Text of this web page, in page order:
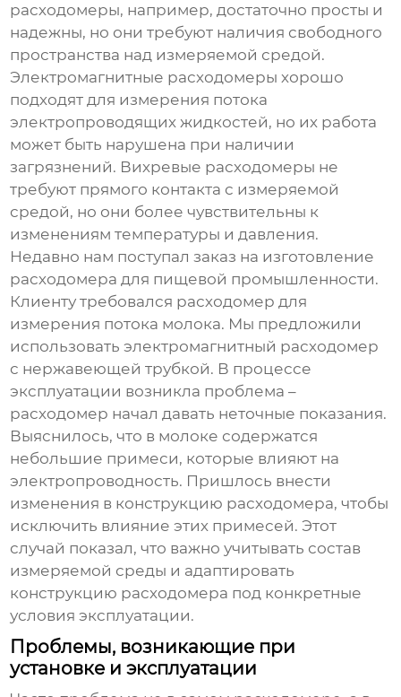
расходомеры, например, достаточно просты и
надежны, но они требуют наличия свободного
пространства над измеряемой средой.
Электромагнитные расходомеры хорошо
подходят для измерения потока
электропроводящих жидкостей, но их работа
может быть нарушена при наличии
загрязнений. Вихревые расходомеры не
требуют прямого контакта с измеряемой
средой, но они более чувствительны к
изменениям температуры и давления.
Недавно нам поступал заказ на изготовление
расходомера для пищевой промышленности.
Клиенту требовался расходомер для
измерения потока молока. Мы предложили
использовать электромагнитный расходомер
с нержавеющей трубкой. В процессе
эксплуатации возникла проблема –
расходомер начал давать неточные показания.
Выяснилось, что в молоке содержатся
небольшие примеси, которые влияют на
электропроводность. Пришлось внести
изменения в конструкцию расходомера, чтобы
исключить влияние этих примесей. Этот
случай показал, что важно учитывать состав
измеряемой среды и адаптировать
конструкцию расходомера под конкретные
условия эксплуатации.
Проблемы, возникающие при
установке и эксплуатации